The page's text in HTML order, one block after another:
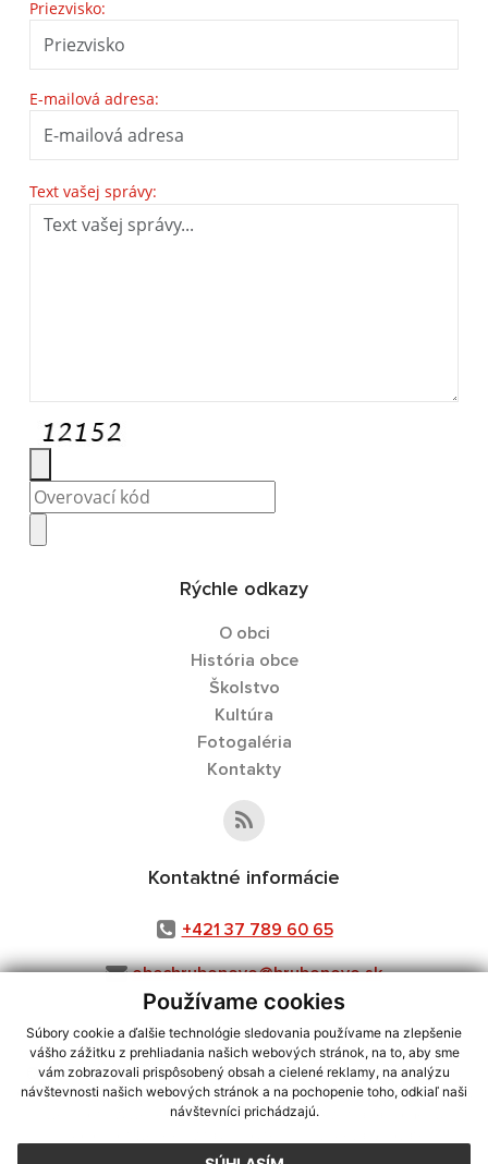
Používame cookies
Súbory cookie a ďalšie technológie sledovania používame na zlepšenie
vášho zážitku z prehliadania našich webových stránok, na to, aby sme
vám zobrazovali prispôsobený obsah a cielené reklamy, na analýzu
návštevnosti našich webových stránok a na pochopenie toho, odkiaľ naši
návštevníci prichádzajú.
Priezvisko:
E-mailová adresa:
Text vašej správy:
Rýchle odkazy
O obci
História obce
Školstvo
Kultúra
Fotogaléria
Kontakty
Kontaktné informácie
+421 37 789 60 65
obechrubonovo@hrubonovo.sk
využite možnosť získavania aktuálnych informácií s využitím RSS
CMS systém (redakčný) systém ECHELON 2,Mapa stránok,web portál
webex.digital, s.r.o.,domény,registrácia domény